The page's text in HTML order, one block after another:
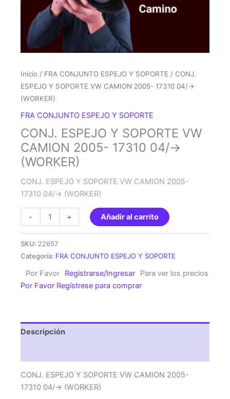
Inicio / FRA CONJUNTO ESPEJO Y SOPORTE / CONJ.
ESPEJO Y SOPORTE VW CAMION 2005- 17310 04/->
(WORKER)
FRA CONJUNTO ESPEJO Y SOPORTE
CONJ. ESPEJO Y SOPORTE VW
CAMION 2005- 17310 04/->
(WORKER)
CONJ. ESPEJO Y SOPORTE VW CAMION 2005-
17310 04/-> (WORKER)
-
ESPEJO
CAMION
2005-
>
(WORKER)
+ Añadir al carrito
SKU: 22657
Categoría: FRA CONJUNTO ESPEJO Y SOPORTE
Por Favor Registrarse/Ingresar
Para ver los precios
Por Favor Regístrese para comprar
Descripción
CONJ. ESPEJO Y SOPORTE VW CAMION 2005-
17310 04/-> (WORKER)